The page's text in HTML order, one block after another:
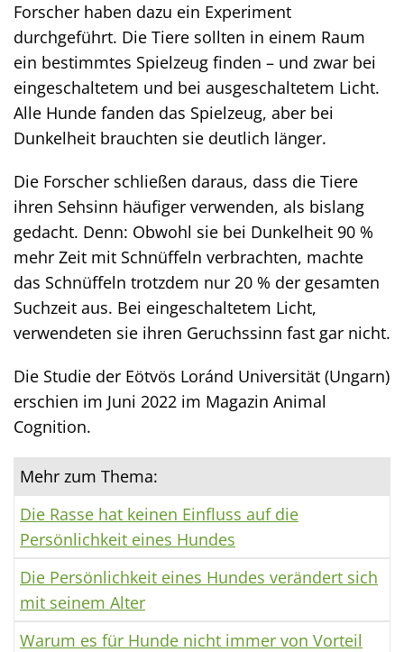
Forscher haben dazu ein Experiment
durchgeführt. Die Tiere sollten in einem Raum
ein bestimmtes Spielzeug finden – und zwar bei
eingeschaltetem und bei ausgeschaltetem Licht.
Alle Hunde fanden das Spielzeug, aber bei
Dunkelheit brauchten sie deutlich länger.
Die Forscher schließen daraus, dass die Tiere
ihren Sehsinn häufiger verwenden, als bislang
gedacht. Denn: Obwohl sie bei Dunkelheit 90 %
mehr Zeit mit Schnüffeln verbrachten, machte
das Schnüffeln trotzdem nur 20 % der gesamten
Suchzeit aus. Bei eingeschaltetem Licht,
verwendeten sie ihren Geruchssinn fast gar nicht.
Die Studie der Eötvös Loránd Universität (Ungarn)
erschien im Juni 2022 im Magazin Animal
Cognition.
Mehr zum Thema:
Die Rasse hat keinen Einfluss auf die
Persönlichkeit eines Hundes
Die Persönlichkeit eines Hundes verändert sich
mit seinem Alter
Warum es für Hunde nicht immer von Vorteil